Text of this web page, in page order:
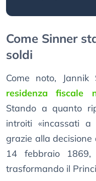
Come Sinner
soldi
Come noto,
residenza fiscale
Stando a quanto
introiti «incassati a
grazie alla decisione
14 febbraio
trasformando il